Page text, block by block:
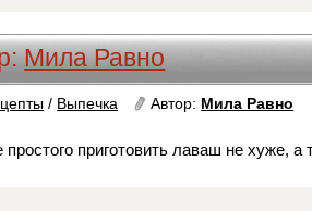
Мила Равно
/ Выпечка Автор: Мила Равно
приготовить лаваш не хуже, а